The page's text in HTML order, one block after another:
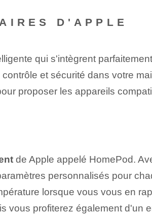
D'APPLE
qui s'intègrent
et sécurité dans votre
proposer les appareils
de ⁤Apple appelé HomePod.
personnalisés pour
lorsque vous vous en
vous profiterez également d'un